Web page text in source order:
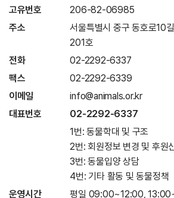
고유번호
206-82-06985
주소
서울특별시 중구 동호로10
201호
전화
02-2292-6337
팩스
02-2292-6339
이메일
info@animals.or.kr
대표번호
02-2292-6337
1번: 동물학대 및 구조
2번: 회원정보 변경 및 후원
3번: 동물입양 상담
4번: 기타 활동 및 동물정책
운영시간
평일 09:00~12:00,